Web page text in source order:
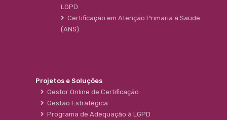
LGPD
Certificação em Atenção Primaria à Saúde
(ANS)
Projetos e Soluções
Gestor Online de Certificação
Gestão Estratégica
Programa de Adequação à LGPD